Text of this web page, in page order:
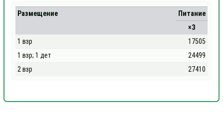
Размещение
Питание
×3
1 взр
17505
1 взр; 1 дет
24499
2 взр
27410